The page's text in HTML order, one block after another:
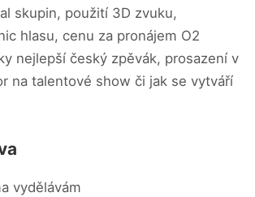
skupin, použití 3D zvuku,
hlasu, cenu za pronájem O2
nejlepší český zpěvák, prosazení v
na talentové show či jak se vytváří
vydělávám